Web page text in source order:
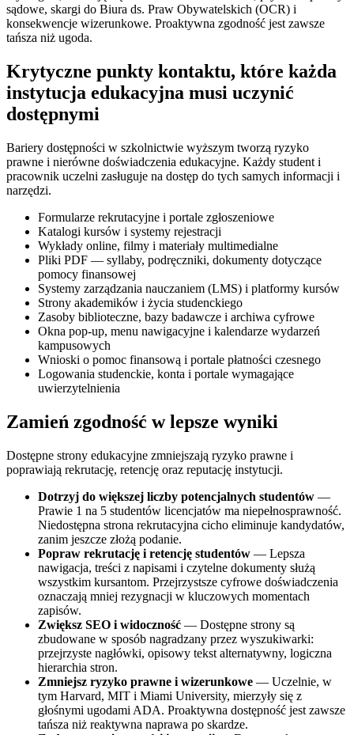
sądowe, skargi do Biura ds. Praw Obywatelskich (OCR) i
konsekwencje wizerunkowe. Proaktywna zgodność jest zawsze
tańsza niż ugoda.
Krytyczne punkty kontaktu, które każda
instytucja edukacyjna musi uczynić
dostępnymi
Bariery dostępności w szkolnictwie wyższym tworzą ryzyko
prawne i nierówne doświadczenia edukacyjne. Każdy student i
pracownik uczelni zasługuje na dostęp do tych samych informacji i
narzędzi.
Formularze rekrutacyjne i portale zgłoszeniowe
Katalogi kursów i systemy rejestracji
Wykłady online, filmy i materiały multimedialne
Pliki PDF — syllaby, podręczniki, dokumenty dotyczące
pomocy finansowej
Systemy zarządzania nauczaniem (LMS) i platformy kursów
Strony akademików i życia studenckiego
Zasoby biblioteczne, bazy badawcze i archiwa cyfrowe
Okna pop-up, menu nawigacyjne i kalendarze wydarzeń
kampusowych
Wnioski o pomoc finansową i portale płatności czesnego
Logowania studenckie, konta i portale wymagające
uwierzytelnienia
Zamień zgodność w lepsze wyniki
Dostępne strony edukacyjne zmniejszają ryzyko prawne i
poprawiają rekrutację, retencję oraz reputację instytucji.
Dotrzyj do większej liczby potencjalnych studentów —
Prawie 1 na 5 studentów licencjatów ma niepełnosprawność.
Niedostępna strona rekrutacyjna cicho eliminuje kandydatów,
zanim jeszcze złożą podanie.
Popraw rekrutację i retencję studentów — Lepsza
nawigacja, treści z napisami i czytelne dokumenty służą
wszystkim kursantom. Przejrzystsze cyfrowe doświadczenia
oznaczają mniej rezygnacji w kluczowych momentach
zapisów.
Zwiększ SEO i widoczność — Dostępne strony są
zbudowane w sposób nagradzany przez wyszukiwarki:
przejrzyste nagłówki, opisowy tekst alternatywny, logiczna
hierarchia stron.
Zmniejsz ryzyko prawne i wizerunkowe — Uczelnie, w
tym Harvard, MIT i Miami University, mierzyły się z
głośnymi ugodami ADA. Proaktywna dostępność jest zawsze
tańsza niż reaktywna naprawa po skardze.